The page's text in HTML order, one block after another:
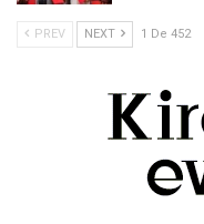
PREV NEXT 1 De 452